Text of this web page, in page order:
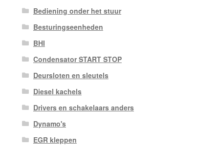
Bediening onder het stuur
Besturingseenheden
BHI
Condensator START STOP
Deursloten en sleutels
Diesel kachels
Drivers en schakelaars anders
Dynamo's
EGR kleppen